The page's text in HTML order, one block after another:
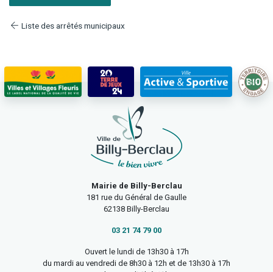
Liste des arrêtés municipaux
Mairie de Billy-Berclau
181 rue du Général de Gaulle
62138 Billy-Berclau
03 21 74 79 00
Ouvert le lundi de 13h30 à 17h
du mardi au vendredi de 8h30 à 12h et de 13h30 à 17h